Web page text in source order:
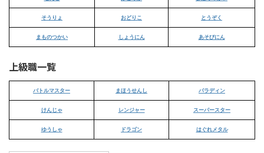
そうりょ おどりこ とうぞく
まものつかい しょうにん あそびにん
上級職一覧
バトルマスター まほうせんし パラディン
けんじゃ レンジャー スーパースター
ゆうしゃ ドラゴン はぐれメタル